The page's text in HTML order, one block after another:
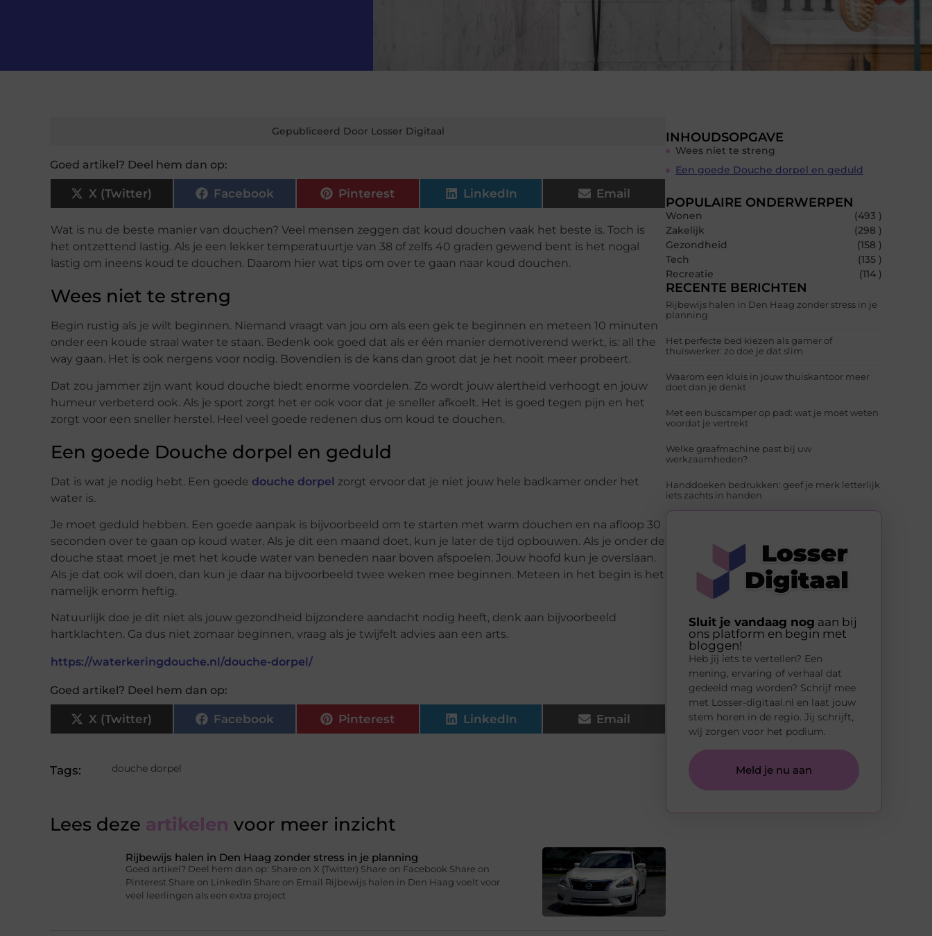
Gepubliceerd Door Losser Digitaal
Goed artikel? Deel hem dan op:
X (Twitter) Facebook Pinterest LinkedIn Email
Wat is nu de beste manier van douchen? Veel mensen zeggen dat koud douchen vaak het beste is. Toch is
het ontzettend lastig. Als je een lekker temperatuurtje van 38 of zelfs 40 graden gewend bent is het nogal
lastig om ineens koud te douchen. Daarom hier wat tips om over te gaan naar koud douchen.
Wees niet te streng
Begin rustig als je wilt beginnen. Niemand vraagt van jou om als een gek te beginnen en meteen 10 minuten
onder een koude straal water te staan. Bedenk ook goed dat als er één manier demotiverend werkt, is: all the
way gaan. Het is ook nergens voor nodig. Bovendien is de kans dan groot dat je het nooit meer probeert.
Dat zou jammer zijn want koud douche biedt enorme voordelen. Zo wordt jouw alertheid verhoogt en jouw
humeur verbeterd ook. Als je sport zorgt het er ook voor dat je sneller afkoelt. Het is goed tegen pijn en het
zorgt voor een sneller herstel. Heel veel goede redenen dus om koud te douchen.
Een goede Douche dorpel en geduld
Dat is wat je nodig hebt. Een goede douche dorpel zorgt ervoor dat je niet jouw hele badkamer onder het
water is.
Je moet geduld hebben. Een goede aanpak is bijvoorbeeld om te starten met warm douchen en na afloop 30
seconden over te gaan op koud water. Als je dit een maand doet, kun je later de tijd opbouwen. Als je onder de
douche staat moet je met het koude water van beneden naar boven afspoelen. Jouw hoofd kun je overslaan.
Als je dat ook wil doen, dan kun je daar na bijvoorbeeld twee weken mee beginnen. Meteen in het begin is het
namelijk enorm heftig.
Natuurlijk doe je dit niet als jouw gezondheid bijzondere aandacht nodig heeft, denk aan bijvoorbeeld
hartklachten. Ga dus niet zomaar beginnen, vraag als je twijfelt advies aan een arts.
https://waterkeringdouche.nl/douche-dorpel/
Goed artikel? Deel hem dan op:
X (Twitter) Facebook Pinterest LinkedIn Email
Tags: douche dorpel
Lees deze artikelen voor meer inzicht
Rijbewijs halen in Den Haag zonder stress in je planning
Goed artikel? Deel hem dan op: Share on X (Twitter) Share on Facebook Share on
Pinterest Share on LinkedIn Share on Email Rijbewijs halen in Den Haag voelt voor
veel leerlingen als een extra project
INHOUDSOPGAVE
Wees niet te streng
Een goede Douche dorpel en geduld
POPULAIRE ONDERWERPEN
Wonen
(493 )
Zakelijk
(298 )
Gezondheid
(158 )
Tech
(135 )
Recreatie
(114 )
RECENTE BERICHTEN
Rijbewijs halen in Den Haag zonder stress in je
planning
Het perfecte bed kiezen als gamer of
thuiswerker: zo doe je dat slim
Waarom een kluis in jouw thuiskantoor meer
doet dan je denkt
Met een buscamper op pad: wat je moet weten
voordat je vertrekt
Welke graafmachine past bij uw
werkzaamheden?
Handdoeken bedrukken: geef je merk letterlijk
iets zachts in handen
Sluit je vandaag nog aan bij
ons platform en begin met
bloggen!
Heb jij iets te vertellen? Een
mening, ervaring of verhaal dat
gedeeld mag worden? Schrijf mee
met Losser-digitaal.nl en laat jouw
stem horen in de regio. Jij schrijft,
wij zorgen voor het podium.
Meld je nu aan